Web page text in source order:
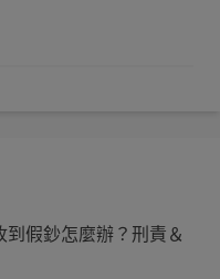
假鈔怎麼辦？刑責＆